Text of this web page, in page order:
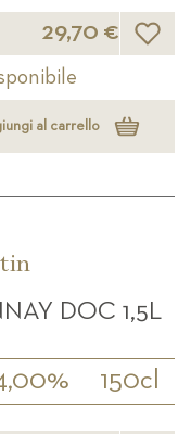
29,70 € Lista
al carrello
DOC 1,5L
150cl